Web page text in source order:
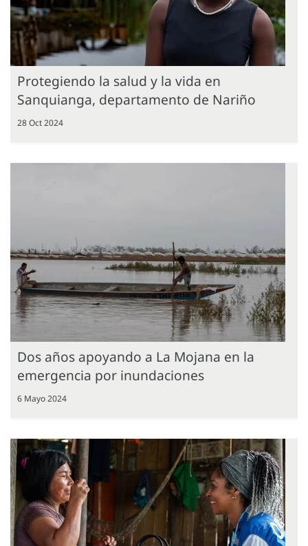
Protegiendo la salud y la vida en
Sanquianga, departamento de Nariño
28 Oct 2024
Dos años apoyando a La Mojana en la
emergencia por inundaciones
6 Mayo 2024